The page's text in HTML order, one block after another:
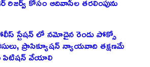
స్టేషన్ లో నమోదైన రెండు పోక్సో
ప్రాసిక్యూషన్ న్యాయవాది తక్షణమే
పిటిషన్ వేయాలి